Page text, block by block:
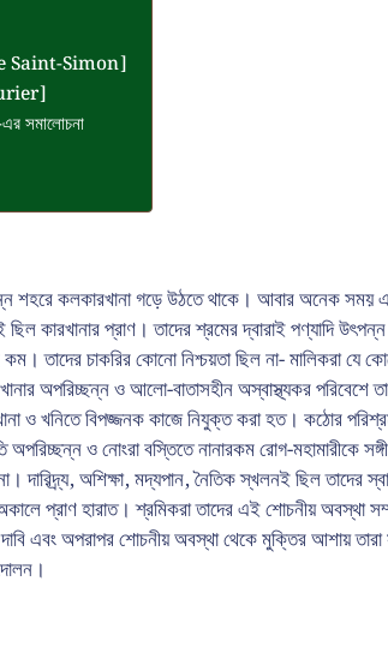
Saint-Simon]
এর সমালোচনা
শহরে কলকারখানা গড়ে উঠতে থাকে। আবার অনেক সময়
কারখানার প্রাণ। তাদের শ্রমের দ্বারাই পণ্যাদি
তাদের চাকরির কোনো নিশ্চয়তা ছিল না- মালিকরা যে
অপরিচ্ছন্ন ও আলো-বাতাসহীন অস্বাস্থ্যকর পরিবেশে
ও খনিতে বিপজ্জনক কাজে নিযুক্ত করা হত। কঠোর
অপরিচ্ছন্ন ও নোংরা বস্তিতে নানারকম রোগ-মহামারীকে
দারিদ্র্য, অশিক্ষা, মদ্যপান, নৈতিক স্খলনই ছিল তাদের
প্রাণ হারাত। শ্রমিকরা তাদের এই শোচনীয় অবস্থা
এবং অপরাপর শোচনীয় অবস্থা থেকে মুক্তির আশায়